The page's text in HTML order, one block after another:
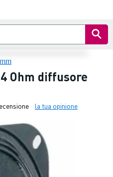
Ohm diffusore
la tua opinione